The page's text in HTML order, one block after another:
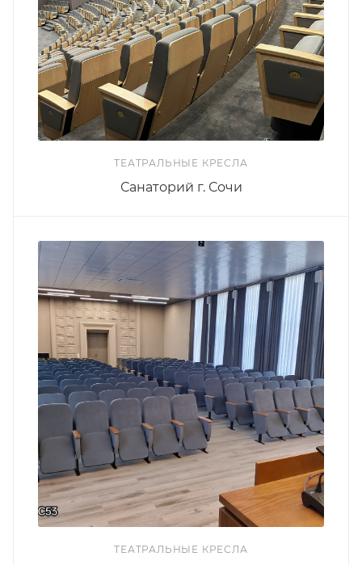
ТЕАТРАЛЬНЫЕ КРЕСЛА
Санаторий г. Сочи
ТЕАТРАЛЬНЫЕ КРЕСЛА